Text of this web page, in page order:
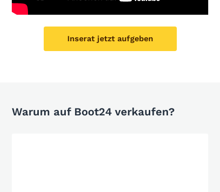
Inserat jetzt aufgeben
Warum auf Boot24 verkaufen?